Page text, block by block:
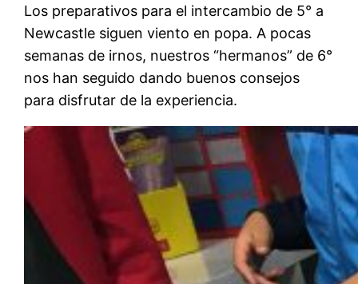
Los preparativos para el intercambio de 5° a
Newcastle siguen viento en popa. A pocas
semanas de irnos, nuestros “hermanos” de 6°
nos han seguido dando buenos consejos
para disfrutar de la experiencia.